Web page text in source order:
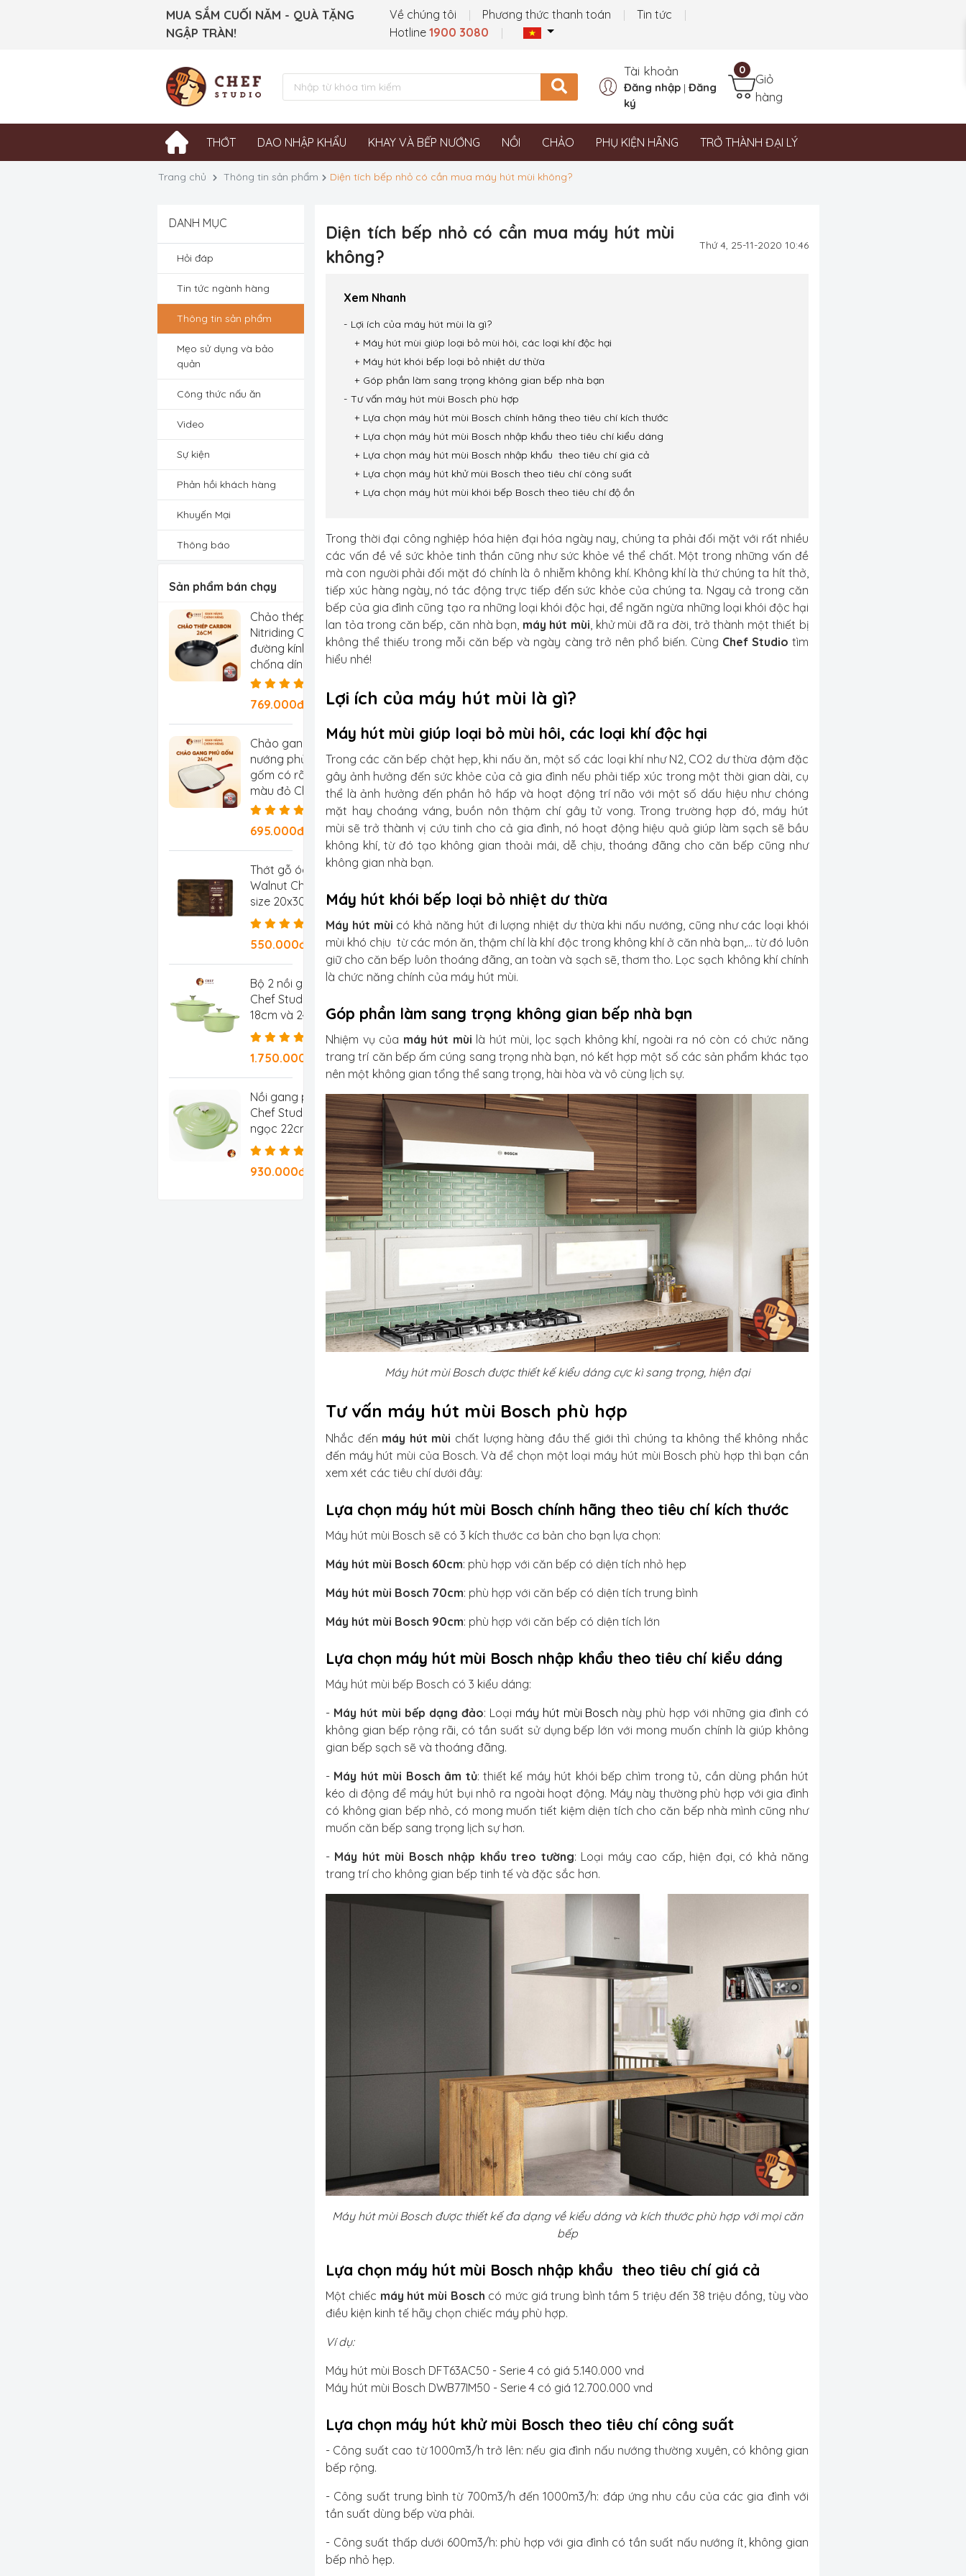
MUA SẮM CUỐI NĂM - QUÀ TẶNG
NGẬP TRÀN!
Về chúng tôi Phương thức thanh toán
Tin tức
Hotline1900 3080
Tài khoản
Đăng nhập| Đăng
ký
Giỏ
hàng
0
THỚT DAO NHẬP KHẨU KHAY VÀ BẾP NƯỚNG NỒI CHẢO PHỤ KIỆN HÃNG TRỞ THÀNH ĐẠI LÝ
Trang chủ Thông tin sản phẩm Diện tích bếp nhỏ có cần mua máy hút mùi không?
DANH MỤC
Hỏi đáp
Tin tức ngành hàng
Thông tin sản phẩm
Mẹo sử dụng và bảo
quản
Công thức nấu ăn
Video
Sự kiện
Phản hồi khách hàng
Khuyến Mại
Thông báo
Sản phẩm bán chạy
Chảo thép Carbon
Nitriding Chef Studio
đường kính 26 cm,
chống dính tự nhiên,
chống rỉ, chống xước
769.000đ/Chiếc
Chảo gang
nướng phủ
gốm có rãnh
màu đỏ Chef
Studio, đường
695.000đ/
Thớt gỗ óc chó
Walnut Chef Studio
size 20x30x2.5cm
550.000đ/Chiếc
Bộ 2 nồi gang tráng men
Chef Studio xanh ngọc
18cm và 24cm
1.750.000đ/Combo
Nồi gang phủ gốm
Chef Studio xanh
ngọc 22cm 3.3L
930.000đ/Chiếc
Diện tích bếp nhỏ có cần mua máy hút mùi
không?
Thứ 4, 25-11-2020 10:46
Xem Nhanh
Lợi ích của máy hút mùi là gì?
Máy hút mùi giúp loại bỏ mùi hôi, các loại khí độc hại
Máy hút khói bếp loại bỏ nhiệt dư thừa
Góp phần làm sang trọng không gian bếp nhà bạn
Tư vấn máy hút mùi Bosch phù hợp
Lựa chọn máy hút mùi Bosch chính hãng theo tiêu chí kích thước
Lựa chọn máy hút mùi Bosch nhập khẩu theo tiêu chí kiểu dáng
Lựa chọn máy hút mùi Bosch nhập khẩu theo tiêu chí giá cả
Lựa chọn máy hút khử mùi Bosch theo tiêu chí công suất
Lựa chọn máy hút mùi khói bếp Bosch theo tiêu chí độ ồn
Trong thời đại công nghiệp hóa hiện đại hóa ngày nay, chúng ta phải đối mặt với rất nhiều
các vấn đề về sức khỏe tinh thần cũng như sức khỏe về thể chất. Một trong những vấn đề
mà con người phải đối mặt đó chính là ô nhiễm không khí. Không khí là thứ chúng ta hít thở,
tiếp xúc hàng ngày, nó tác động trực tiếp đến sức khỏe của chúng ta. Ngay cả trong căn
bếp của gia đình cũng tạo ra những loại khói độc hại, để ngăn ngừa những loại khói độc hại
lan tỏa trong căn bếp, căn nhà bạn, máy hút mùi, khử mùi đã ra đời, trở thành một thiết bị
không thể thiếu trong mỗi căn bếp và ngày càng trở nên phổ biến. Cùng Chef Studio tìm
hiểu nhé!
Lợi ích của máy hút mùi là gì?
Máy hút mùi giúp loại bỏ mùi hôi, các loại khí độc hại
Trong các căn bếp chật hẹp, khi nấu ăn, một số các loại khí như N2, CO2 dư thừa đậm đặc
gây ảnh hưởng đến sức khỏe của cả gia đình nếu phải tiếp xúc trong một thời gian dài, cụ
thể là ảnh hưởng đến phần hô hấp và hoạt động trí não với một số dấu hiệu như chóng
mặt hay choáng váng, buồn nôn thậm chí gây tử vong. Trong trường hợp đó, máy hút
mùi sẽ trở thành vị cứu tinh cho cả gia đình, nó hoạt động hiệu quả giúp làm sạch sẽ bầu
không khí, từ đó tạo không gian thoải mái, dễ chịu, thoáng đãng cho căn bếp cũng như
không gian nhà bạn.
Máy hút khói bếp loại bỏ nhiệt dư thừa
Máy hút mùi có khả năng hút đi lượng nhiệt dư thừa khi nấu nướng, cũng như các loại khói
mùi khó chịu từ các món ăn, thậm chí là khí độc trong không khí ở căn nhà bạn,... từ đó luôn
giữ cho căn bếp luôn thoáng đãng, an toàn và sạch sẽ, thơm tho. Lọc sạch không khí chính
là chức năng chính của máy hút mùi.
Góp phần làm sang trọng không gian bếp nhà bạn
Nhiệm vụ của máy hút mùi là hút mùi, lọc sạch không khí, ngoài ra nó còn có chức năng
trang trí căn bếp ấm cúng sang trọng nhà bạn, nó kết hợp một số các sản phẩm khác tạo
nên một không gian tổng thể sang trọng, hài hòa và vô cùng lịch sự.
Máy hút mùi Bosch được thiết kế kiểu dáng cực kì sang trọng, hiện đại
Tư vấn máy hút mùi Bosch phù hợp
Nhắc đến máy hút mùi chất lượng hàng đầu thế giới thì chúng ta không thể không nhắc
đến máy hút mùi của Bosch. Và để chọn một loại máy hút mùi Bosch phù hợp thì bạn cần
xem xét các tiêu chí dưới đây:
Lựa chọn máy hút mùi Bosch chính hãng theo tiêu chí kích thước
Máy hút mùi Bosch sẽ có 3 kích thước cơ bản cho bạn lựa chọn:
Máy hút mùi Bosch 60cm: phù hợp với căn bếp có diện tích nhỏ hẹp
Máy hút mùi Bosch 70cm: phù hợp với căn bếp có diện tích trung bình
Máy hút mùi Bosch 90cm: phù hợp với căn bếp có diện tích lớn
Lựa chọn máy hút mùi Bosch nhập khẩu theo tiêu chí kiểu dáng
Máy hút mùi bếp Bosch có 3 kiểu dáng:
- Máy hút mùi bếp dạng đảo: Loại máy hút mùi Bosch này phù hợp với những gia đình có
không gian bếp rộng rãi, có tần suất sử dụng bếp lớn với mong muốn chính là giúp không
gian bếp sạch sẽ và thoáng đãng.
- Máy hút mùi Bosch âm tủ: thiết kế máy hút khói bếp chìm trong tủ, cần dùng phần hút
kéo di động để máy hút bụi nhô ra ngoài hoạt động. Máy này thường phù hợp với gia đình
có không gian bếp nhỏ, có mong muốn tiết kiệm diện tích cho căn bếp nhà mình cũng như
muốn căn bếp sang trọng lịch sự hơn.
- Máy hút mùi Bosch nhập khẩu treo tường: Loại máy cao cấp, hiện đại, có khả năng
trang trí cho không gian bếp tinh tế và đặc sắc hơn.
Máy hút mùi Bosch được thiết kế đa dạng về kiểu dáng và kích thước phù hợp với mọi căn
bếp
Lựa chọn máy hút mùi Bosch nhập khẩu theo tiêu chí giá cả
Một chiếc máy hút mùi Bosch có mức giá trung bình tầm 5 triệu đến 38 triệu đồng, tùy vào
điều kiện kinh tế hãy chọn chiếc máy phù hợp.
Ví dụ:
Máy hút mùi Bosch DFT63AC50 - Serie 4 có giá 5.140.000 vnd
Máy hút mùi Bosch DWB77IM50 - Serie 4 có giá 12.700.000 vnd
Lựa chọn máy hút khử mùi Bosch theo tiêu chí công suất
- Công suất cao từ 1000m3/h trở lên: nếu gia đình nấu nướng thường xuyên, có không gian
bếp rộng.
- Công suất trung bình từ 700m3/h đến 1000m3/h: đáp ứng nhu cầu của các gia đình với
tần suất dùng bếp vừa phải.
- Công suất thấp dưới 600m3/h: phù hợp với gia đình có tần suất nấu nướng ít, không gian
bếp nhỏ hẹp.